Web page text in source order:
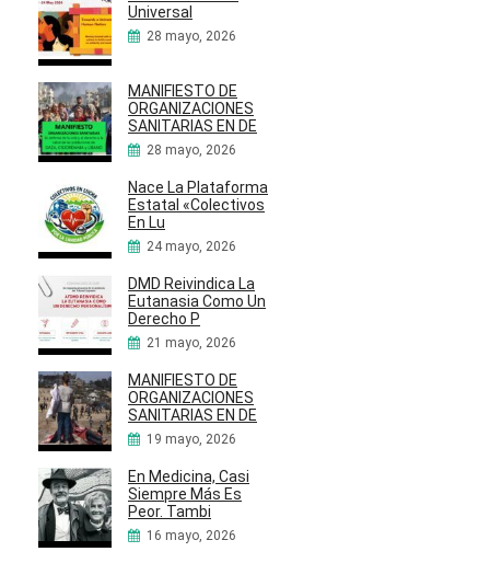
Universal
28 mayo, 2026
MANIFIESTO DE
ORGANIZACIONES
SANITARIAS EN DE
28 mayo, 2026
Nace La Plataforma
Estatal «Colectivos
En Lu
24 mayo, 2026
DMD Reivindica La
Eutanasia Como Un
Derecho P
21 mayo, 2026
MANIFIESTO DE
ORGANIZACIONES
SANITARIAS EN DE
19 mayo, 2026
En Medicina, Casi
Siempre Más Es
Peor. Tambi
16 mayo, 2026